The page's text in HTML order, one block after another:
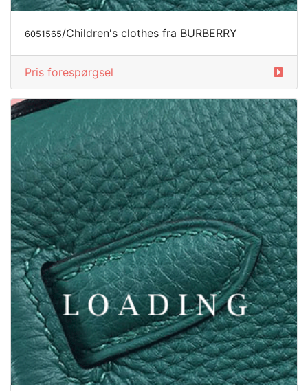
6051565/Children's clothes fra BURBERRY
Pris forespørgsel